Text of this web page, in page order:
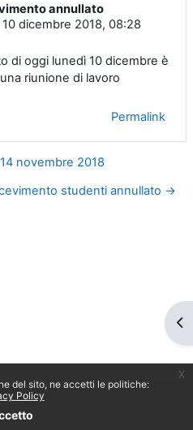
del sito, ne accetti le politiche:
Policy
x
annullato
dicembre 2018, 08:28
di oggi lunedì 10 dicembre è
riunione di lavoro
Permalink
novembre 2018
studenti annullato →